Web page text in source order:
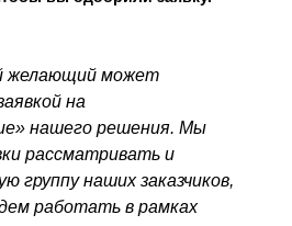
желающий может
на
нашего решения. Мы
рассматривать и
группу наших заказчиков,
работать в рамках